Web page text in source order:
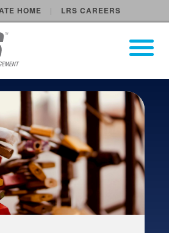
HOME LRS CAREERS
Open